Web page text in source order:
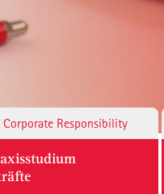
Corporate Responsibility